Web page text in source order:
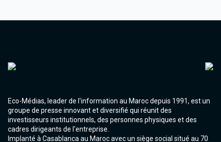
Eco-Médias, leader de l'information au Maroc depuis 1991, est un
groupe de presse innovant et diversifié qui réunit des
investisseurs institutionnels, des personnes physiques et des
cadres dirigeants de l'entreprise.
Implanté à Casablanca au Maroc avec un siège social situé au 70